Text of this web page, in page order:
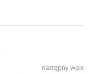
następny wpis